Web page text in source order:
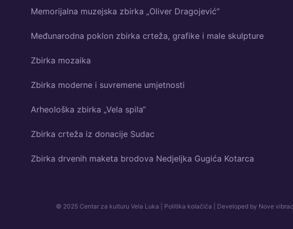
Memorijalna muzejska zbirka „Oliver Dragojević“
Međunarodna poklon zbirka crteža, grafike i male skulpture
Zbirka mozaika
Zbirka moderne i suvremene umjetnosti
Arheološka zbirka „Vela spila“
Zbirka crteža iz donacije Sudac
Zbirka drvenih maketa brodova Nedjeljka Gugića Kotarca
© 2025 Centar za kulturu Vela Luka | Politika kolačića | Developed by Nove